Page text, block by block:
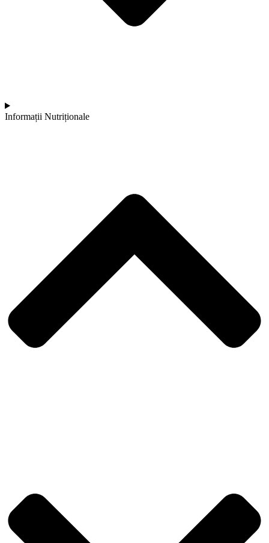
Informații Nutriționale